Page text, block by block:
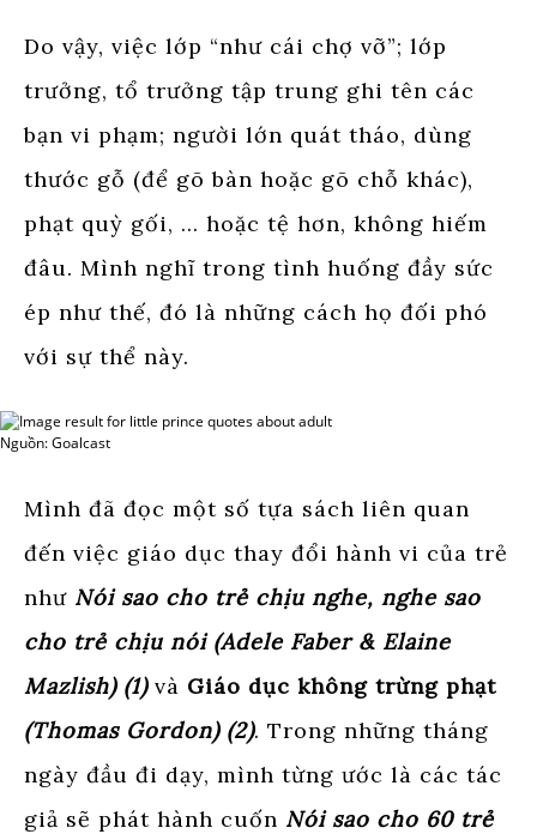
Do vậy, việc lớp “như cái chợ vỡ”; lớp
trưởng, tổ trưởng tập trung ghi tên các
bạn vi phạm; người lớn quát tháo, dùng
thước gỗ (để gõ bàn hoặc gõ chỗ khác),
phạt quỳ gối, … hoặc tệ hơn, không hiếm
đâu. Mình nghĩ trong tình huống đầy sức
ép như thế, đó là những cách họ đối phó
với sự thể này.
Nguồn: Goalcast
Mình đã đọc một số tựa sách liên quan
đến việc giáo dục thay đổi hành vi của trẻ
như Nói sao cho trẻ chịu nghe, nghe sao
cho trẻ chịu nói (Adele Faber & Elaine
Mazlish) (1)và Giáo dục không trừng phạt
(Thomas Gordon) (2). Trong những tháng
ngày đầu đi dạy, mình từng ước là các tác
giả sẽ phát hành cuốn Nói sao cho 60 trẻ